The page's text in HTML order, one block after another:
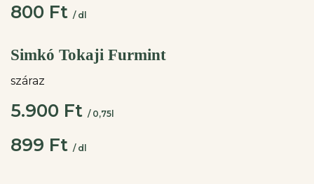
800 Ft / dl
Simkó Tokaji Furmint
száraz
5.900 Ft / 0,75l
899 Ft / dl